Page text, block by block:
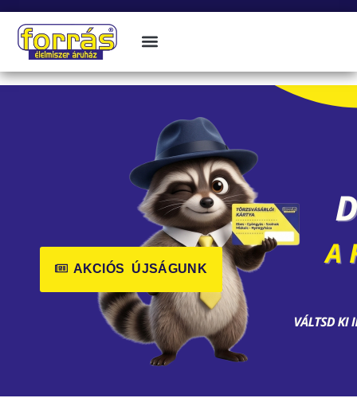
AKCIÓS ÚJSÁGUNK